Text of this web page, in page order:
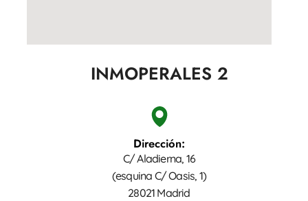
INMOPERALES 2
Dirección:
C/ Aladierna, 16
(esquina C/ Oasis, 1)
28021 Madrid